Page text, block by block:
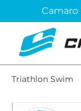
Camaro
Triathlon Swim